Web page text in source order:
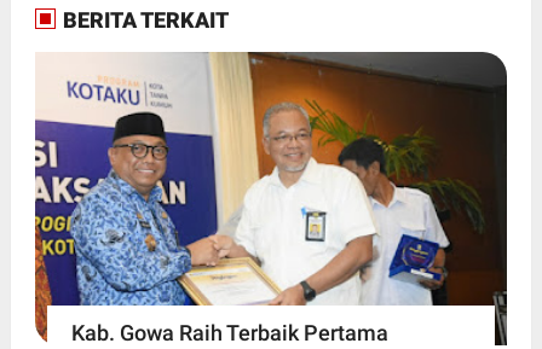
BERITA TERKAIT
Kab. Gowa Raih Terbaik Pertama